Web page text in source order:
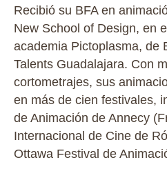
Recibió su BFA en
New School of Design, en
academia Pictoplasma, de
Talents Guadalajara. Con
cortometrajes, sus
en más de cien festivales,
de Animación de Annecy
Internacional de Cine de
Ottawa Festival de